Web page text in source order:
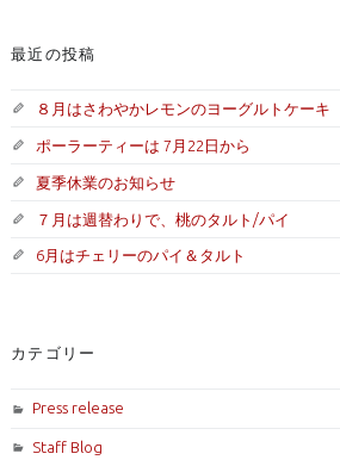
最近の投稿
８月はさわやかレモンのヨーグルトケーキ
ポーラーティーは 7月22日から
夏季休業のお知らせ
７月は週替わりで、桃のタルト/パイ
6月はチェリーのパイ＆タルト
カテゴリー
Press release
Staff Blog